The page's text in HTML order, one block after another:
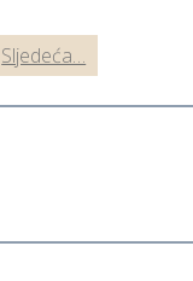
Sljedeća…